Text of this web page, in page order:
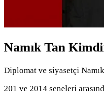
Namık Tan
Diplomat ve siyasetçi
201 ve 2014 seneleri